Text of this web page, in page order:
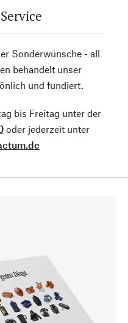
Sonderwünsche - all
behandelt unser
und fundiert.
bis Freitag unter der
oder jederzeit unter